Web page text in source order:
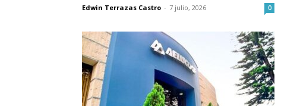
Edwin Terrazas Castro - 7 julio, 2026 0